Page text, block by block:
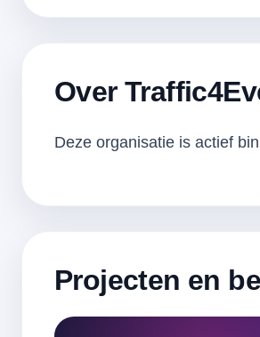
Over
Deze organisatie is actief
Projecten en